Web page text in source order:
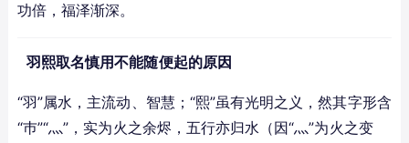
功倍，福泽渐深。
羽熙取名慎用不能随便起的原因
“羽”属水，主流动、智慧；“熙”虽有光明之义，然其字形含
“巿”“灬”，实为火之余烬，五行亦归水（因“灬”为火之变